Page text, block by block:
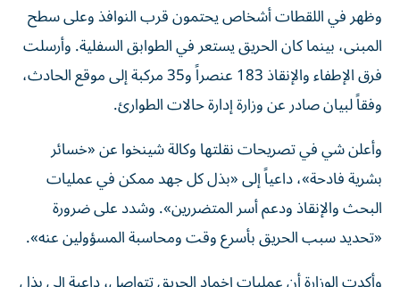
وظهر في اللقطات أشخاص يحتمون قرب النوافذ وعلى سطح
المبنى، بينما كان الحريق يستعر في الطوابق السفلية. وأرسلت
فرق الإطفاء والإنقاذ 183 عنصراً و35 مركبة إلى موقع الحادث،
وفقاً لبيان صادر عن وزارة إدارة حالات الطوارئ.
وأعلن شي في تصريحات نقلتها وكالة شينخوا عن «خسائر
بشرية فادحة»، داعياً إلى «بذل كل جهد ممكن في عمليات
البحث والإنقاذ ودعم أسر المتضررين». وشدد على ضرورة
«تحديد سبب الحريق بأسرع وقت ومحاسبة المسؤولين عنه».